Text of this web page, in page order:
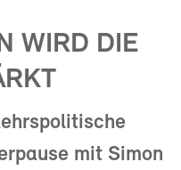
WIRD DIE
mit Simon